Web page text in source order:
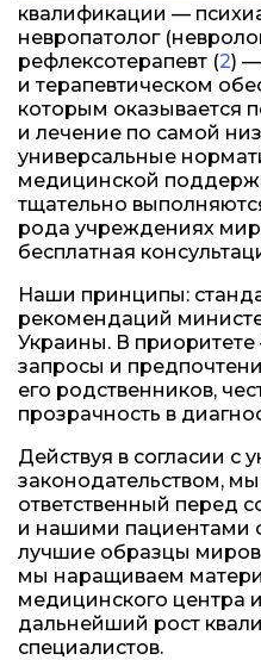
квалификации —
невропатолог
рефлексотерапевт (2)
и терапевтическом
которым оказывается
и лечение по самой
универсальные
медицинской
тщательно
рода учреждениях
бесплатная
Наши принципы:
рекомендаций
Украины. В
запросы и
его родственников,
прозрачность в
Действуя в согласии с
законодательством,
ответственный перед
и нашими пациентами
лучшие образцы
мы наращиваем
медицинского центра
дальнейший рост
специалистов.